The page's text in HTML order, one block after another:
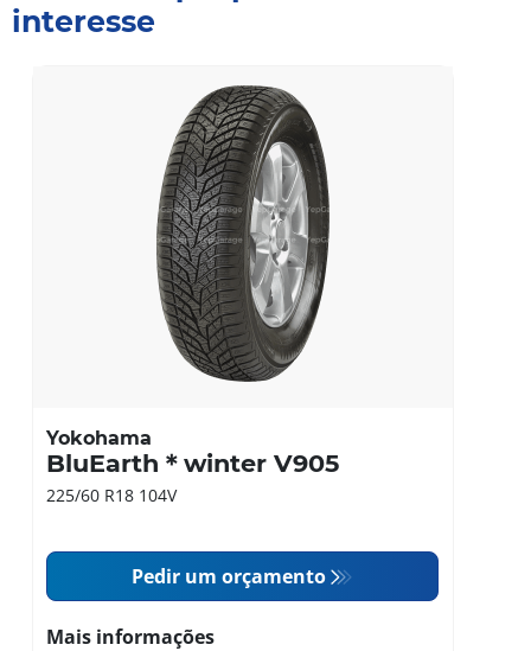
interesse
Yokohama
BluEarth＊winter V905
225/60 R18 104V
Pedir um orçamento
Mais informações